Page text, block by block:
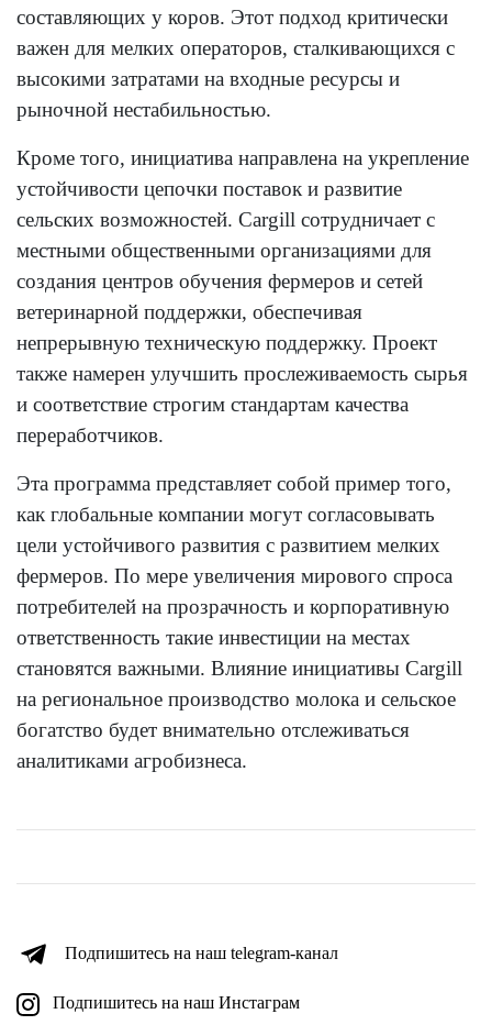
составляющих у коров. Этот подход критически
важен для мелких операторов, сталкивающихся с
высокими затратами на входные ресурсы и
рыночной нестабильностью.
Кроме того, инициатива направлена на укрепление
устойчивости цепочки поставок и развитие
сельских возможностей. Cargill сотрудничает с
местными общественными организациями для
создания центров обучения фермеров и сетей
ветеринарной поддержки, обеспечивая
непрерывную техническую поддержку. Проект
также намерен улучшить прослеживаемость сырья
и соответствие строгим стандартам качества
переработчиков.
Эта программа представляет собой пример того,
как глобальные компании могут согласовывать
цели устойчивого развития с развитием мелких
фермеров. По мере увеличения мирового спроса
потребителей на прозрачность и корпоративную
ответственность такие инвестиции на местах
становятся важными. Влияние инициативы Cargill
на региональное производство молока и сельское
богатство будет внимательно отслеживаться
аналитиками агробизнеса.
Подпишитесь на наш telegram-канал
Подпишитесь на наш Инстаграм